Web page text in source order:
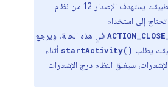
إذا كان تطبيقك يستهدف الإصدار 12 من نظام
في هذه الحالة. ويرجع
يطلب startActivity() أثناء
سيغلق النظام درج الإشعارات